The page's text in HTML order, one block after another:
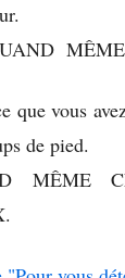
que vous
de pied.
MÊME